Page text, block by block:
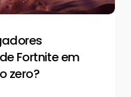
Fortnite em
zero?